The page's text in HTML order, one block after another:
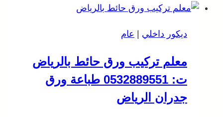
ديكور داخلي عام
معلم تركيب ورق حائط بالرياض
ت: 0532889551 طباعة ورق
جدران الرياض